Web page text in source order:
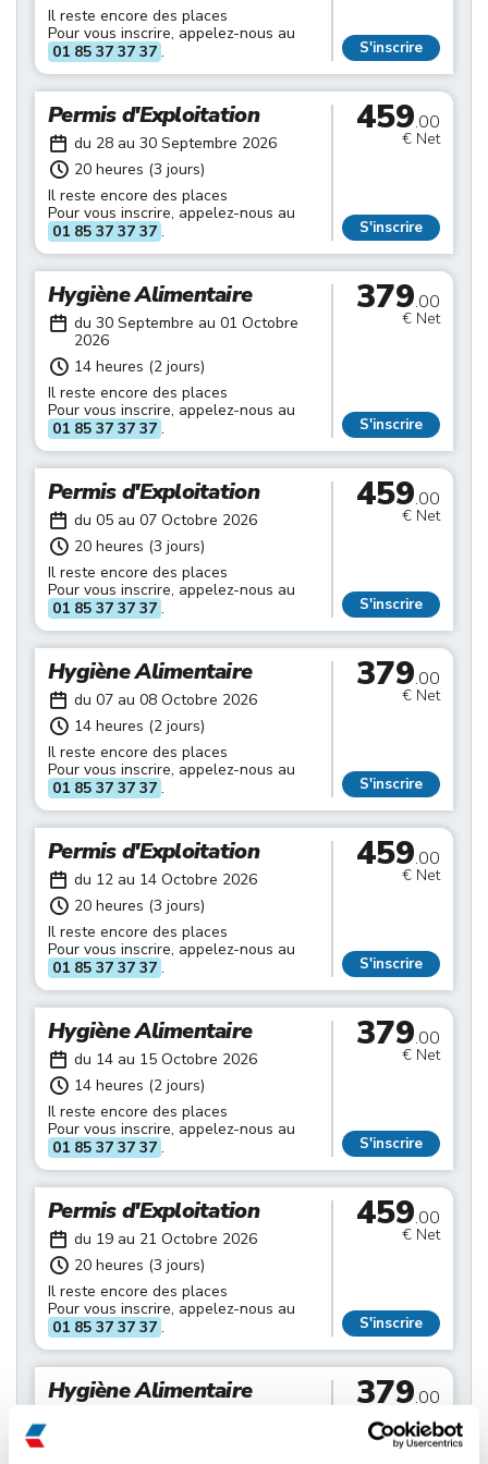
Il reste encore des places
Pour vous inscrire, appelez-nous au
01 85 37 37 37 . S'inscrire
Permis d'Exploitation
du 28 au 30 Septembre 2026
20 heures (3 jours)
Il reste encore des places
Pour vous inscrire, appelez-nous au
01 85 37 37 37 .
459.00
€ Net
S'inscrire
Hygiène Alimentaire
du 30 Septembre au 01 Octobre
2026
14 heures (2 jours)
Il reste encore des places
Pour vous inscrire, appelez-nous au
01 85 37 37 37 .
379.00
€ Net
S'inscrire
Permis d'Exploitation
du 05 au 07 Octobre 2026
20 heures (3 jours)
Il reste encore des places
Pour vous inscrire, appelez-nous au
01 85 37 37 37 .
459.00
€ Net
S'inscrire
Hygiène Alimentaire
du 07 au 08 Octobre 2026
14 heures (2 jours)
Il reste encore des places
Pour vous inscrire, appelez-nous au
01 85 37 37 37 .
379.00
€ Net
S'inscrire
Permis d'Exploitation
du 12 au 14 Octobre 2026
20 heures (3 jours)
Il reste encore des places
Pour vous inscrire, appelez-nous au
01 85 37 37 37 .
459.00
€ Net
S'inscrire
Hygiène Alimentaire
du 14 au 15 Octobre 2026
14 heures (2 jours)
Il reste encore des places
Pour vous inscrire, appelez-nous au
01 85 37 37 37 .
379.00
€ Net
S'inscrire
Permis d'Exploitation
du 19 au 21 Octobre 2026
20 heures (3 jours)
Il reste encore des places
Pour vous inscrire, appelez-nous au
01 85 37 37 37 .
459.00
€ Net
S'inscrire
Hygiène Alimentaire 379.00